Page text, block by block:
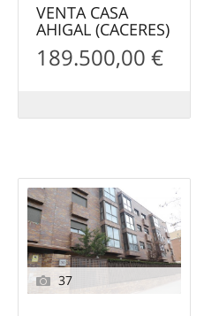
VENTA CASA
AHIGAL (CACERES)
189.500,00 €
37